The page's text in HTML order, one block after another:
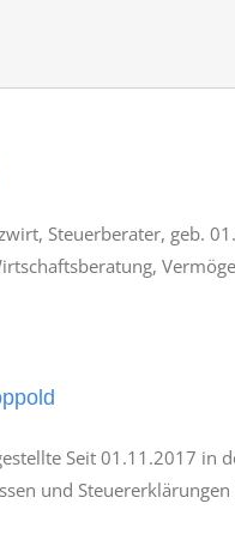
Steuerberater, geb.
Seit 01.11.2017 in
und